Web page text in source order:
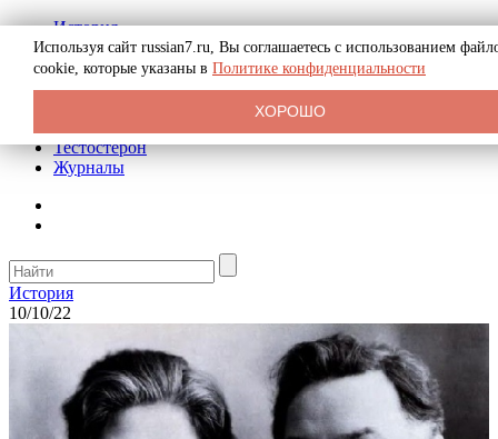
История
Биография
Криминал
Реклама на сайте
Тестостерон
Журналы
История
10/10/22
Используя сайт russian7.ru, Вы соглашаетесь с использованием
cookie, которые указаны в Политике конфиденциальности
ХОРОШО